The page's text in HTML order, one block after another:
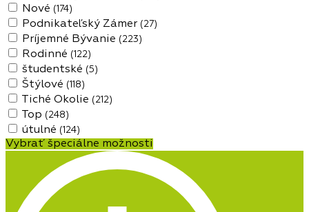
Nové (174)
Podnikateľský Zámer (27)
Príjemné Bývanie (223)
Rodinné (122)
študentské (5)
Štýlové (118)
Tiché Okolie (212)
Top (248)
útulné (124)
Vybrať špeciálne možnosti